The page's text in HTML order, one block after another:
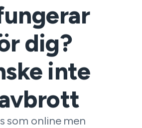
dig?
inte
som online men